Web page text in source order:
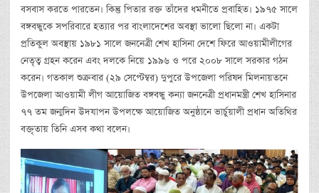
বসবাস করতে পারতেন। কিন্তু পিতার রক্ত তাঁদের ধমনীতে প্রবাহিত। ১৯৭৫ সালে
বঙ্গবন্ধুকে সপরিবারে হত্যার পর বাংলাদেশের অবস্থা ভালো ছিলো না। একটা
প্রতিকুল অবস্থায় ১৯৮১ সালে জননেত্রী শেখ হাসিনা দেশে ফিরে আওয়ামীলীগের
নেতৃত্ব গ্রহন করেন এবং দলকে নিয়ে ১৯৯৬ ও পরে ২০০৮ সালে সরকার গঠন
করেন। গতকাল শুক্রবার (২৯ সেপ্টেম্বর) দুপুরে উপজেলা পরিষদ মিলনায়তনে
উপজেলা আওয়ামী লীগ আয়োজিত বঙ্গবন্ধু কন্যা জননেত্রী প্রধানমন্ত্রী শেখ হাসিনার
৭৭ তম জন্মদিন উদযাপন উপলক্ষে আয়োজিত অনুষ্ঠানে ভার্চুয়ালী প্রধান অতিথির
বক্তৃতায় তিনি এসব কথা বলেন।